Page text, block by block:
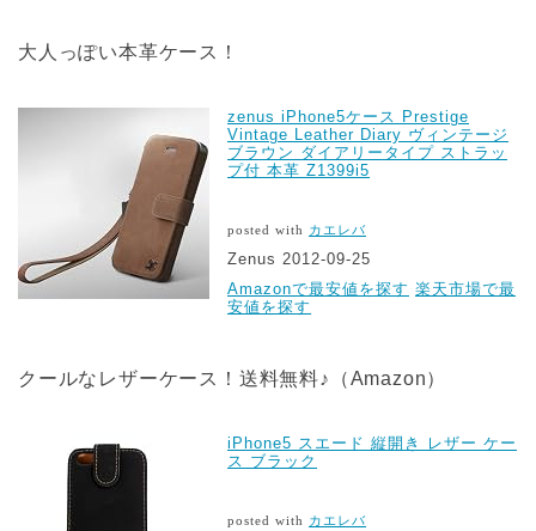
大人っぽい本革ケース！
zenus iPhone5ケース Prestige
Vintage Leather Diary ヴィンテージ
ブラウン ダイアリータイプ ストラッ
プ付 本革 Z1399i5
posted with カエレバ
Zenus 2012-09-25
Amazonで最安値を探す 楽天市場で最
安値を探す
クールなレザーケース！送料無料♪（Amazon）
iPhone5 スエード 縦開き レザー ケー
ス ブラック
posted with カエレバ